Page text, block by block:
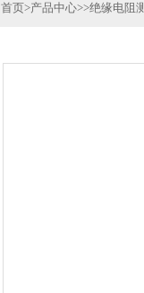
首页>产品中心>>绝缘电阻